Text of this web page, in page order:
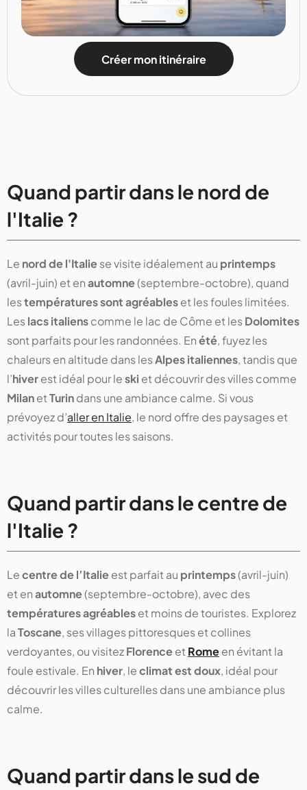
Créer mon itinéraire
Quand partir dans le nord de
l'Italie ?
Le nord de l'Italiese visite idéalement au printemps
(avril-juin) et enautomne(septembre-octobre), quand
lestempératures sont agréableset les foules limitées.
Leslacs italienscomme le lac de Côme et lesDolomites
sont parfaits pour les randonnées. Enété, fuyez les
chaleurs en altitude dans lesAlpes italiennes, tandis que
l’hiverest idéal pour leski et découvrir des villes comme
MilanetTurindans une ambiance calme. Si vous
prévoyez d’aller en Italie, le nord offre des paysages et
activités pour toutes les saisons.
Quand partir dans le centre de
l'Italie ?
Lecentre de l’Italieest parfait au printemps(avril-juin)
et enautomne(septembre-octobre), avec des
températures agréableset moins de touristes. Explorez
laToscane, ses villages pittoresques et collines
verdoyantes, ou visitezFlorenceetRomeen évitant la
foule estivale. En hiver, leclimat est doux, idéal pour
découvrir les villes culturelles dans une ambiance plus
calme.
Quand partir dans le sud de